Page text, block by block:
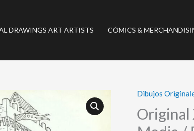
DRAWINGS ART ARTISTS CÓMICS &
Dibujos
Original
Original
Xunguis